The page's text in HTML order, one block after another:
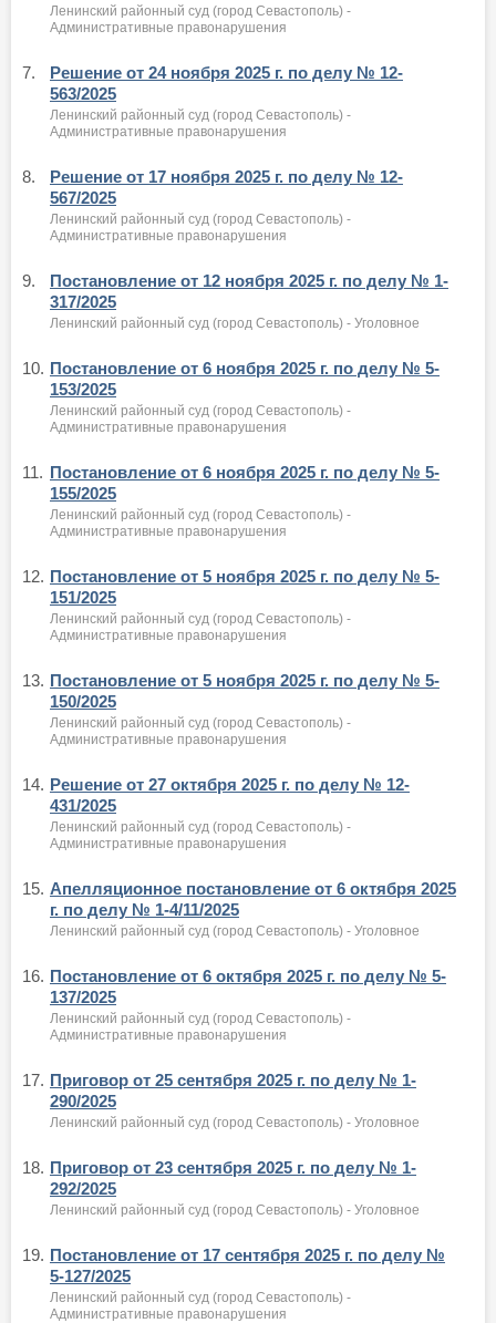
Ленинский районный суд (город Севастополь) -
Административные правонарушения
7.
Решение от 24 ноября 2025 г. по делу № 12-
563/2025
Ленинский районный суд (город Севастополь) -
Административные правонарушения
8.
Решение от 17 ноября 2025 г. по делу № 12-
567/2025
Ленинский районный суд (город Севастополь) -
Административные правонарушения
9.
Постановление от 12 ноября 2025 г. по делу № 1-
317/2025
Ленинский районный суд (город Севастополь) - Уголовное
10. Постановление от 6 ноября 2025 г. по делу № 5-
153/2025
Ленинский районный суд (город Севастополь) -
Административные правонарушения
11. Постановление от 6 ноября 2025 г. по делу № 5-
155/2025
Ленинский районный суд (город Севастополь) -
Административные правонарушения
12. Постановление от 5 ноября 2025 г. по делу № 5-
151/2025
Ленинский районный суд (город Севастополь) -
Административные правонарушения
13. Постановление от 5 ноября 2025 г. по делу № 5-
150/2025
Ленинский районный суд (город Севастополь) -
Административные правонарушения
14. Решение от 27 октября 2025 г. по делу № 12-
431/2025
Ленинский районный суд (город Севастополь) -
Административные правонарушения
15. Апелляционное постановление от 6 октября 2025
г. по делу № 1-4/11/2025
Ленинский районный суд (город Севастополь) - Уголовное
16. Постановление от 6 октября 2025 г. по делу № 5-
137/2025
Ленинский районный суд (город Севастополь) -
Административные правонарушения
17. Приговор от 25 сентября 2025 г. по делу № 1-
290/2025
Ленинский районный суд (город Севастополь) - Уголовное
18. Приговор от 23 сентября 2025 г. по делу № 1-
292/2025
Ленинский районный суд (город Севастополь) - Уголовное
19. Постановление от 17 сентября 2025 г. по делу №
5-127/2025
Ленинский районный суд (город Севастополь) -
Административные правонарушения